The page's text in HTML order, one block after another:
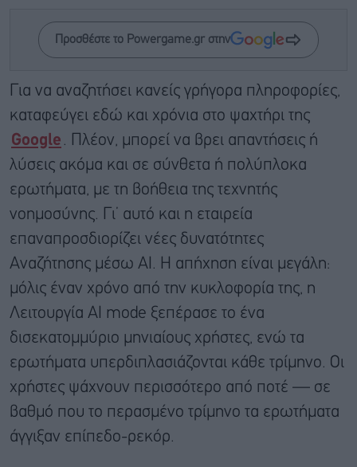
Προσθέστε το Powergame.gr στην
Για να αναζητήσει κανείς γρήγορα πληροφορίες,
καταφεύγει εδώ και χρόνια στο ψαχτήρι της
Google . Πλέον, μπορεί να βρει απαντήσεις ή
λύσεις ακόμα και σε σύνθετα ή πολύπλοκα
ερωτήματα, με τη βοήθεια της τεχνητής
νοημοσύνης. Γι’ αυτό και η εταιρεία
επαναπροσδιορίζει νέες δυνατότητες
Αναζήτησης μέσω AI. Η απήχηση είναι μεγάλη:
μόλις έναν χρόνο από την κυκλοφορία της, η
Λειτουργία AI mode ξεπέρασε το ένα
δισεκατομμύριο μηνιαίους χρήστες, ενώ τα
ερωτήματα υπερδιπλασιάζονται κάθε τρίμηνο. Οι
χρήστες ψάχνουν περισσότερο από ποτέ — σε
βαθμό που το περασμένο τρίμηνο τα ερωτήματα
άγγιξαν επίπεδο-ρεκόρ.